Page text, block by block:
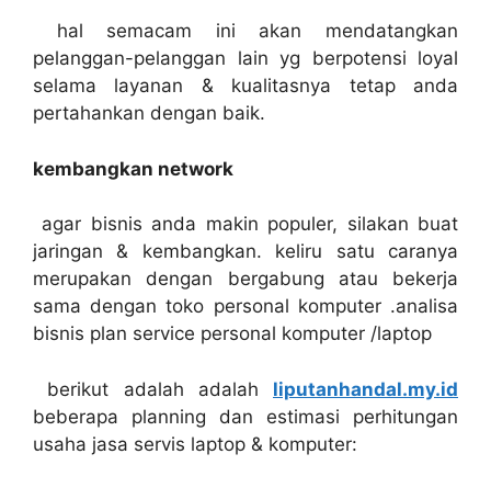
hal semacam ini akan mendatangkan
pelanggan-pelanggan lain yg berpotensi loyal
selama layanan & kualitasnya tetap anda
pertahankan dengan baik.
kembangkan network
agar bisnis anda makin populer, silakan buat
jaringan & kembangkan. keliru satu caranya
merupakan dengan bergabung atau bekerja
sama dengan toko personal komputer .analisa
bisnis plan service personal komputer /laptop
berikut adalah adalah liputanhandal.my.id
beberapa planning dan estimasi perhitungan
usaha jasa servis laptop & komputer: